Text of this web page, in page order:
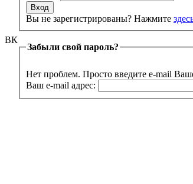
ВК
Вы не зарегистрированы? Нажмите
Забыли свой пароль?
Нет проблем. Просто введите e-mail
Ваш e-mail адрес: